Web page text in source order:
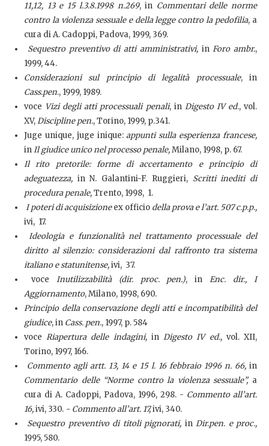
11,12, 13 e 15 l.3.8.1998 n.269, in Commentari delle norme
contro la violenza sessuale e della legge contro la pedofilia, a
cura di A. Cadoppi, Padova, 1999, 369.
Sequestro preventivo di atti amministrativi,inForo ambr.,
1999, 44.
Considerazioni sul principio di legalità processuale, in
Cass.pen., 1999, 1989.
voce Vizi degli atti processuali penali, in Digesto IV ed., vol.
XV,Discipline pen., Torino, 1999, p.341.
Juge unique, juge inique:appunti sulla esperienza francese,
inIl giudice unico nel processo penale,Milano, 1998, p. 67.
Il rito pretorile: forme di accertamento e principio di
adeguatezza, in N. Galantini-F. Ruggieri, Scritti inediti di
procedura penale,Trento, 1998, 1.
I poteri di acquisizioneex officio della prova e l’art. 507 c.p.p.,
ivi, 17.
Ideologia e funzionalità nel trattamento processuale del
diritto al silenzio: considerazioni dal raffronto tra sistema
italiano e statunitense,ivi, 37.
voce Inutilizzabilità (dir. proc. pen.), inEnc. dir., I
Aggiornamento, Milano, 1998, 690.
Principio della conservazione degli atti e incompatibilità del
giudice, in Cass. pen., 1997, p. 584
voceRiapertura delle indagini, inDigesto IV ed., vol. XII,
Torino, 1997, 166.
Commento agli artt. 13, 14 e 15 l. 16 febbraio 1996 n. 66,in
Commentario delle “Norme contro la violenza sessuale”, a
cura di A. Cadoppi, Padova, 1996, 298. - Commento all’art.
16,ivi, 330. - Commento all’art. 17,ivi, 340.
Sequestro preventivo di titoli pignorati, inDir.pen. e proc.,
1995, 580.